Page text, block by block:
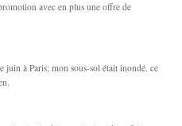
avec en plus une offre de
juin à Paris; mon sous-sol était inondé. ce